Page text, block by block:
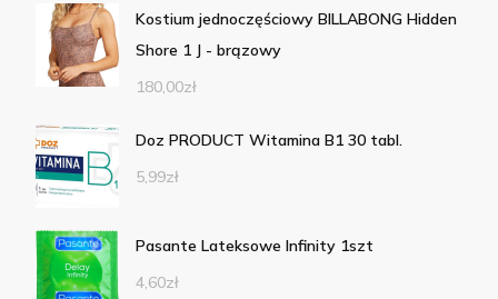
Kostium jednoczęściowy BILLABONG Hidden
Shore 1 J - brązowy
180,00zł
Doz PRODUCT Witamina B1 30 tabl.
5,99zł
Pasante Lateksowe Infinity 1szt
4,60zł